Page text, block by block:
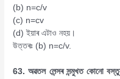
(b) n=c/v
(c) n=cv
(d) ইয়াৰ এটাও নহয়।
উত্তৰঃ (b) n=c/v.
63. অৱতল লেন্সৰ সন্মুখত কোনো